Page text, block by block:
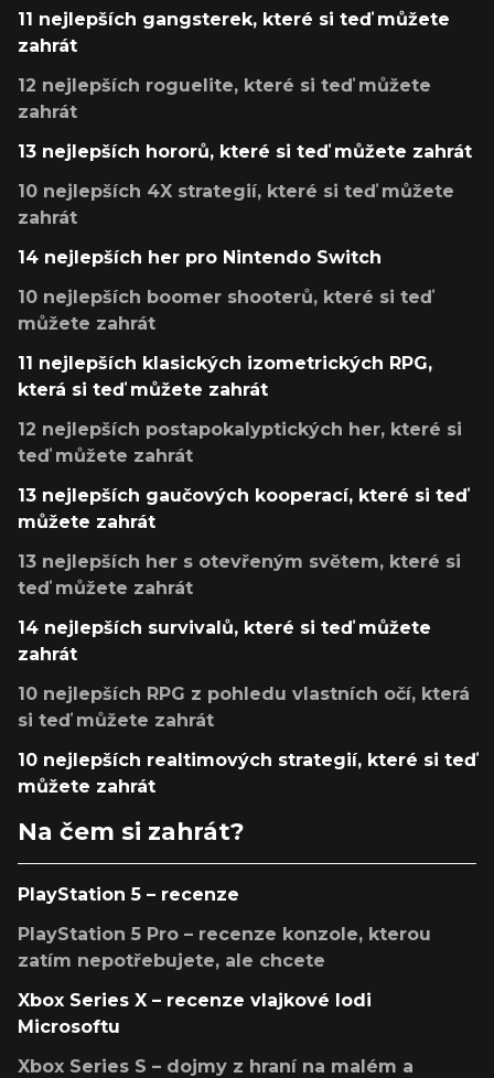
11 nejlepších gangsterek, které si teď můžete
zahrát
12 nejlepších roguelite, které si teď můžete
zahrát
13 nejlepších hororů, které si teď můžete zahrát
10 nejlepších 4X strategií, které si teď můžete
zahrát
14 nejlepších her pro Nintendo Switch
10 nejlepších boomer shooterů, které si teď
můžete zahrát
11 nejlepších klasických izometrických RPG,
která si teď můžete zahrát
12 nejlepších postapokalyptických her, které si
teď můžete zahrát
13 nejlepších gaučových kooperací, které si teď
můžete zahrát
13 nejlepších her s otevřeným světem, které si
teď můžete zahrát
14 nejlepších survivalů, které si teď můžete
zahrát
10 nejlepších RPG z pohledu vlastních očí, která
si teď můžete zahrát
10 nejlepších realtimových strategií, které si teď
můžete zahrát
Na čem si zahrát?
PlayStation 5 – recenze
PlayStation 5 Pro – recenze konzole, kterou
zatím nepotřebujete, ale chcete
Xbox Series X – recenze vlajkové lodi
Microsoftu
Xbox Series S – dojmy z hraní na malém a